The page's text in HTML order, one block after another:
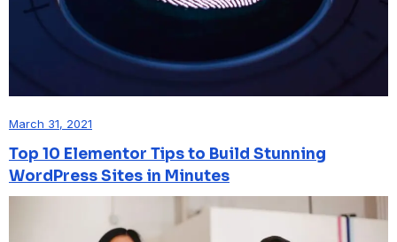
March 31, 2021
Top 10 Elementor Tips to Build Stunning
WordPress Sites in Minutes